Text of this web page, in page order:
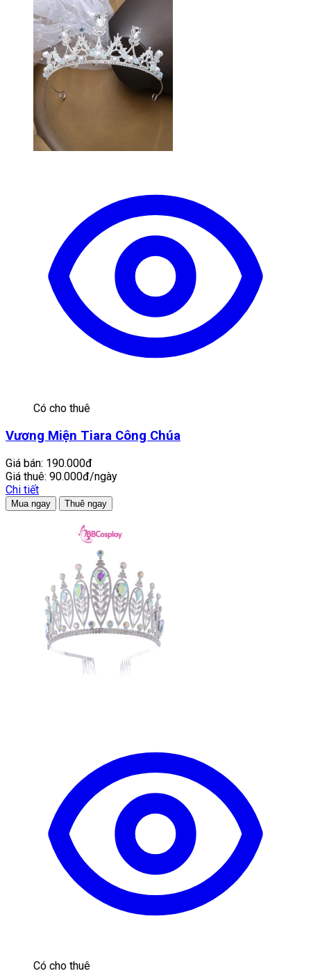
Có cho thuê
Vương Miện Tiara Công Chúa
Giá bán: 190.000đ
Giá thuê: 90.000đ/ngày
Chi tiết
Mua ngay Thuê ngay
Có cho thuê